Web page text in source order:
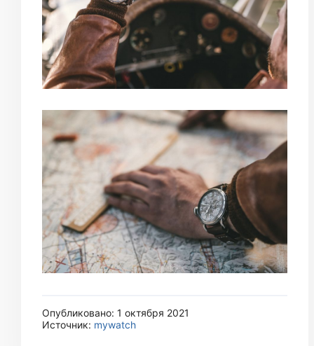
Опубликовано: 1 октября 2021
Источник: mywatch